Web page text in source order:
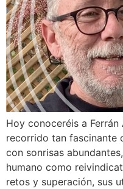
Hoy conoceréis a
recorrido tan fascinante
con sonrisas
humano como
retos y superación, sus